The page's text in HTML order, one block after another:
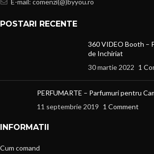
E-mail: comenzi(@)byyou.ro
POSTARI RECENTE
360 VIDEO Booth –
de Inchiriat
30 martie 2022 1
PERFUMARTE – Parfumuri pentru
11 septembrie 2019 1 Comment
INFORMATII
Cum comand